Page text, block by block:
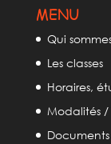
MENU
Qui
Les classes
Horaires,
Modalités /